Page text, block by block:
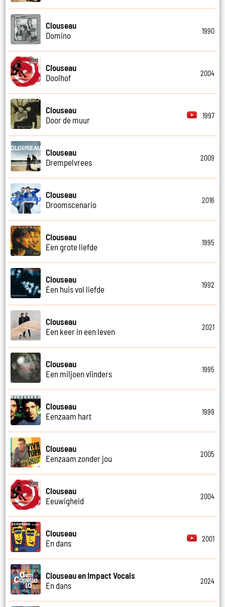
Clouseau
Domino
1990
Clouseau
Doolhof
2004
Clouseau
Door de muur
1997
Clouseau
Drempelvrees
2009
Clouseau
Droomscenario
2016
Clouseau
Een grote liefde
1995
Clouseau
Een huis vol liefde
1992
Clouseau
Een keer in een leven
2021
Clouseau
Een miljoen vlinders
1995
Clouseau
Eenzaam hart
1999
Clouseau
Eenzaam zonder jou
2005
Clouseau
Eeuwigheid
2004
Clouseau
En dans
2001
Clouseau en Impact Vocals
En dans
2024